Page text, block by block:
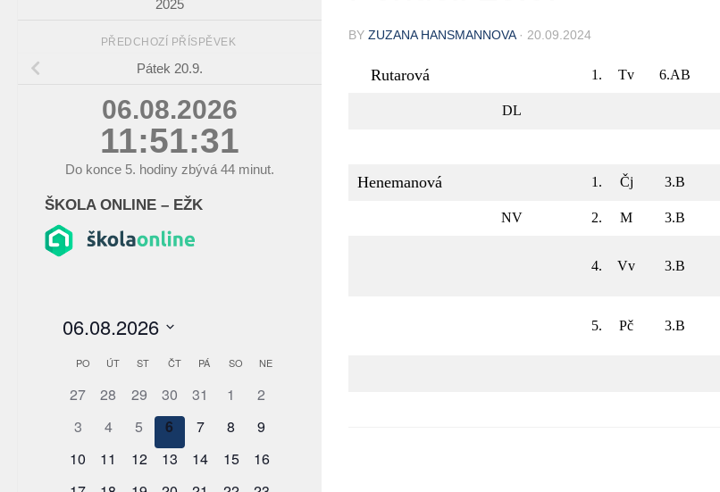
BY ZUZANA HANSMANNOVA · 20.09.2024
Rutarová 1. Tv 6.AB
DL
Henemanová 1. Čj 3.B
NV 2. M 3.B
4. Vv 3.B
5. Pč 3.B
2025
PŘEDCHOZÍ PŘÍSPĚVEK
Pátek 20.9.
06.08.2026
11:51:31
Do konce 5. hodiny zbývá 44 minut.
ŠKOLA ONLINE – EŽK